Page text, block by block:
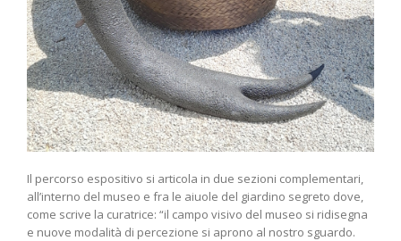
Il percorso espositivo si articola in due sezioni complementari,
all’interno del museo e fra le aiuole del giardino segreto dove,
come scrive la curatrice: “il campo visivo del museo si ridisegna
e nuove modalità di percezione si aprono al nostro sguardo.